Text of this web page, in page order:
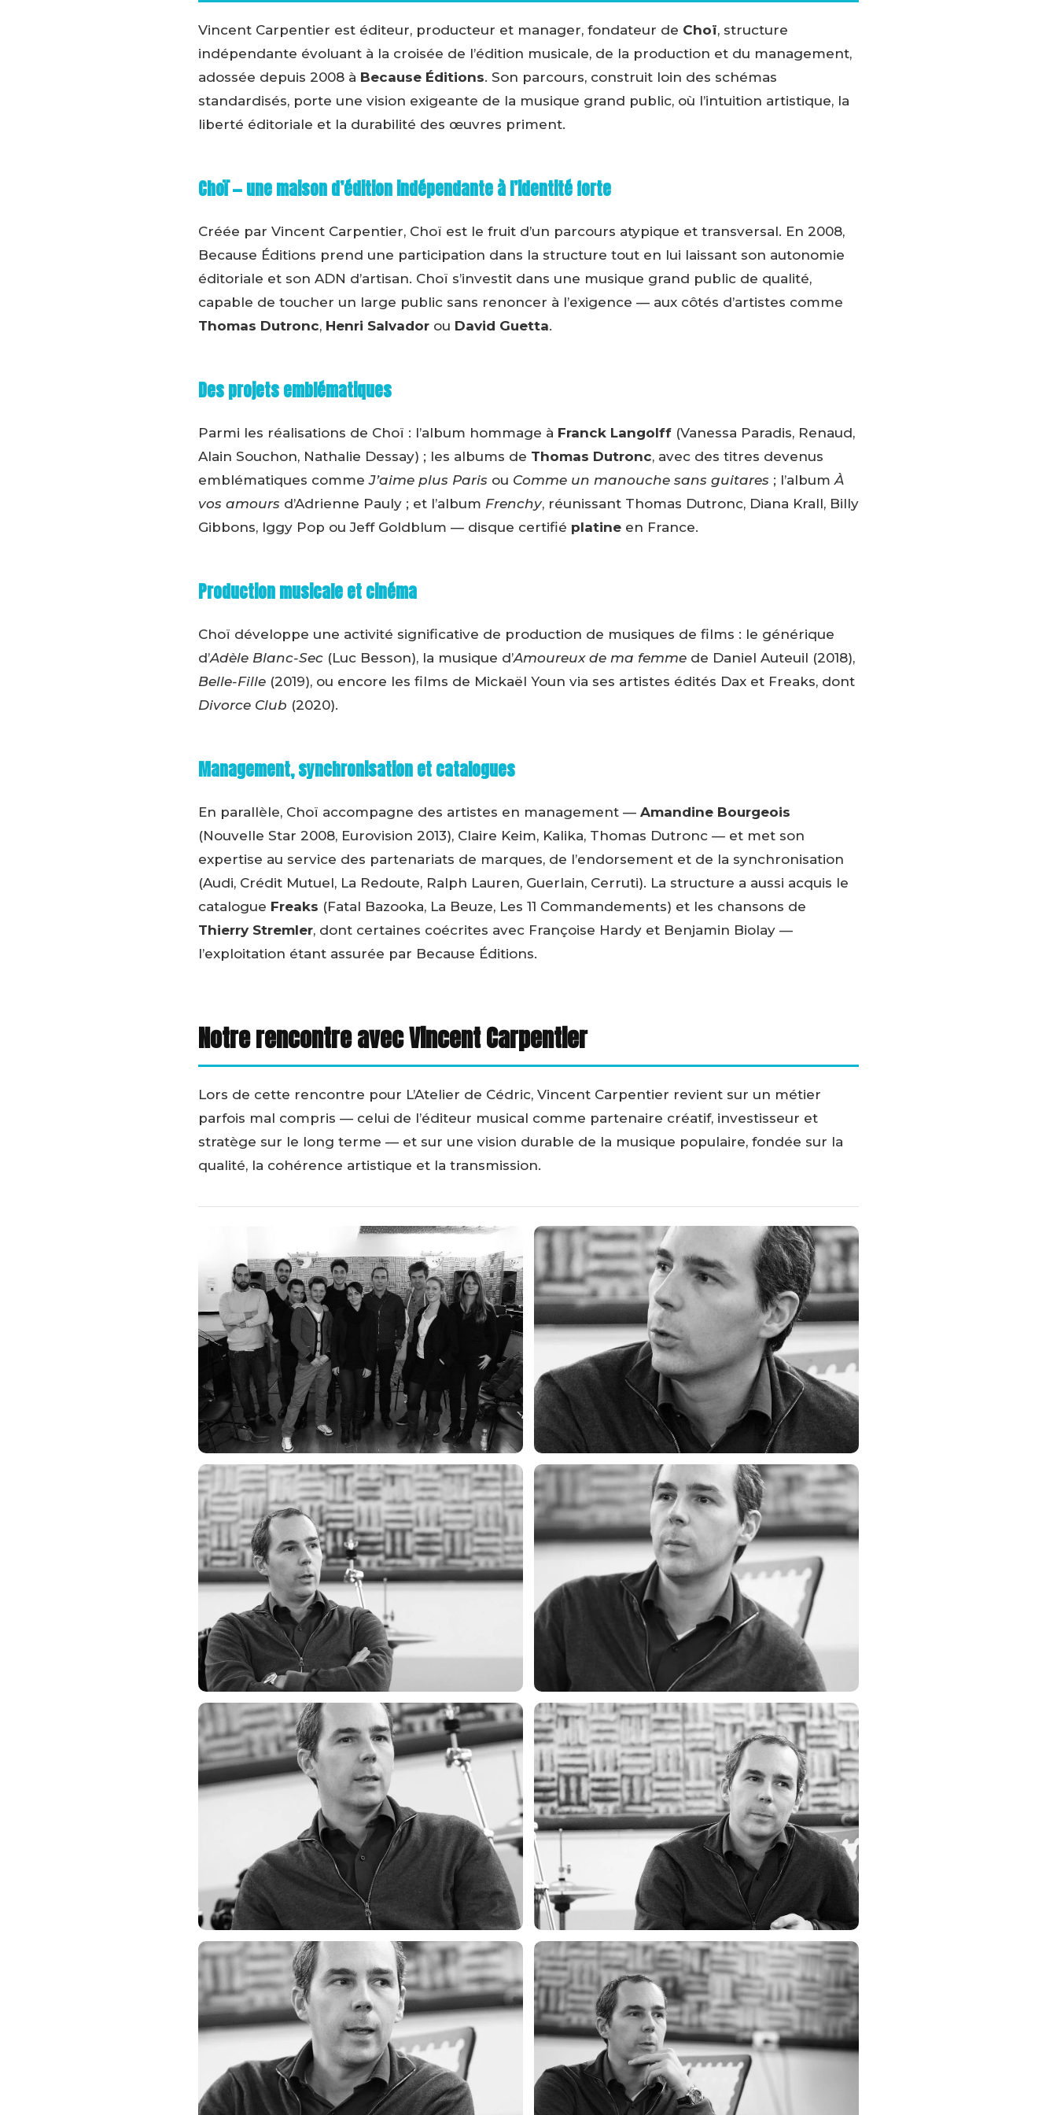
Vincent Carpentier est éditeur, producteur et manager, fondateur de Choï, structure
indépendante évoluant à la croisée de l’édition musicale, de la production et du management,
adossée depuis 2008 à Because Éditions. Son parcours, construit loin des schémas
standardisés, porte une vision exigeante de la musique grand public, où l’intuition artistique, la
liberté éditoriale et la durabilité des œuvres priment.
Choï — une maison d’édition indépendante à l’identité forte
Créée par Vincent Carpentier, Choï est le fruit d’un parcours atypique et transversal. En 2008,
Because Éditions prend une participation dans la structure tout en lui laissant son autonomie
éditoriale et son ADN d’artisan. Choï s’investit dans une musique grand public de qualité,
capable de toucher un large public sans renoncer à l’exigence — aux côtés d’artistes comme
Thomas Dutronc, Henri Salvador ou David Guetta.
Des projets emblématiques
Parmi les réalisations de Choï : l’album hommage à Franck Langolff (Vanessa Paradis, Renaud,
Alain Souchon, Nathalie Dessay) ; les albums de Thomas Dutronc, avec des titres devenus
emblématiques commeJ’aime plus Paris ou Comme un manouche sans guitares ; l’albumÀ
vos amours d’Adrienne Pauly ; et l’album Frenchy, réunissant Thomas Dutronc, Diana Krall, Billy
Gibbons, Iggy Pop ou Jeff Goldblum — disque certifié platine en France.
Production musicale et cinéma
Choï développe une activité significative de production de musiques de films : le générique
d’Adèle Blanc-Sec (Luc Besson), la musique d’Amoureux de ma femme de Daniel Auteuil (2018),
Belle-Fille (2019), ou encore les films de Mickaël Youn via ses artistes édités Dax et Freaks, dont
Divorce Club (2020).
Management, synchronisation et catalogues
En parallèle, Choï accompagne des artistes en management — Amandine Bourgeois
(Nouvelle Star 2008, Eurovision 2013), Claire Keim, Kalika, Thomas Dutronc — et met son
expertise au service des partenariats de marques, de l’endorsement et de la synchronisation
(Audi, Crédit Mutuel, La Redoute, Ralph Lauren, Guerlain, Cerruti). La structure a aussi acquis le
catalogue Freaks (Fatal Bazooka, La Beuze, Les 11 Commandements) et les chansons de
Thierry Stremler, dont certaines coécrites avec Françoise Hardy et Benjamin Biolay —
l’exploitation étant assurée par Because Éditions.
Notre rencontre avec Vincent Carpentier
Lors de cette rencontre pour L’Atelier de Cédric, Vincent Carpentier revient sur un métier
parfois mal compris — celui de l’éditeur musical comme partenaire créatif, investisseur et
stratège sur le long terme — et sur une vision durable de la musique populaire, fondée sur la
qualité, la cohérence artistique et la transmission.